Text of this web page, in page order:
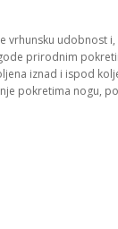
vrhunsku udobnost
prirodnim
iznad i ispod
pokretima nogu,